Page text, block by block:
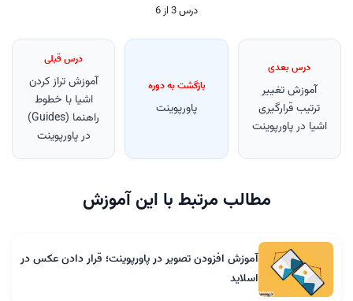
درس 3 از 6
درس بعدی
آموزش تغییر
ترتیب قرارگیری
اشیا در پاورپوینت
بازگشت به دوره
پاورپوینت
درس قبلی
آموزش تراز کردن
اشیا با خطوط
راهنما (Guides)
در پاورپوینت
مطالب مرتبط با این آموزش
آموزش افزودن تصویر در پاورپوینت؛ قرار دادن عکس در
اسلاید